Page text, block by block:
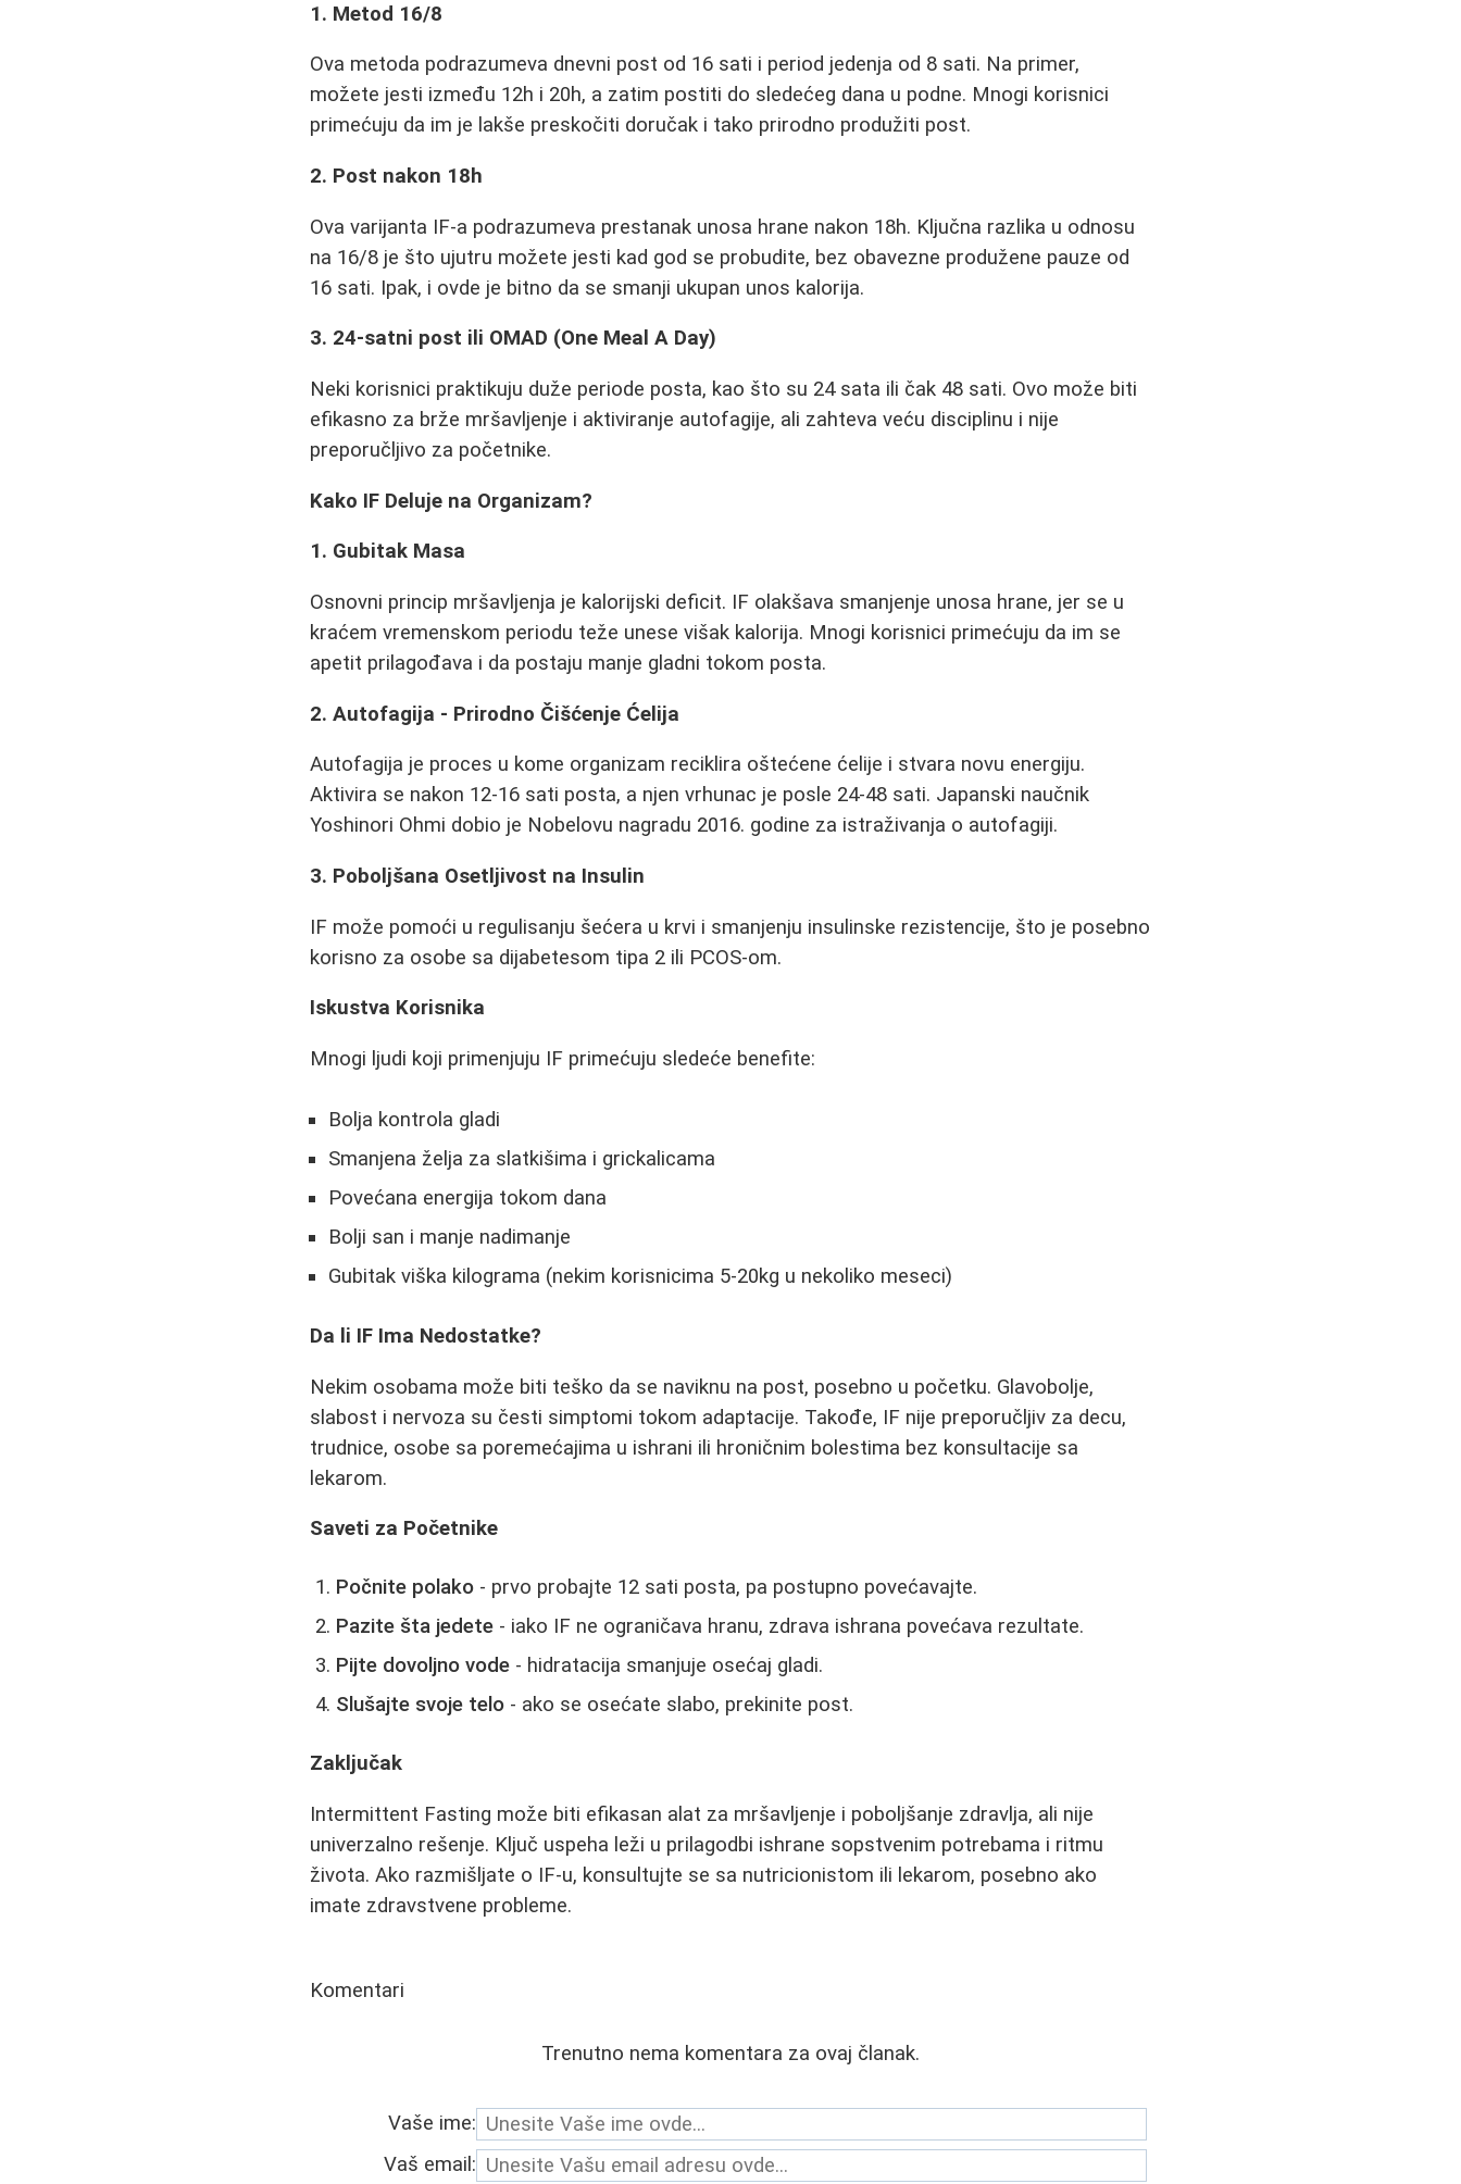
1. Metod 16/8
Ova metoda podrazumeva dnevni post od 16 sati i period jedenja od 8 sati. Na primer,
možete jesti između 12h i 20h, a zatim postiti do sledećeg dana u podne. Mnogi korisnici
primećuju da im je lakše preskočiti doručak i tako prirodno produžiti post.
2. Post nakon 18h
Ova varijanta IF-a podrazumeva prestanak unosa hrane nakon 18h. Ključna razlika u odnosu
na 16/8 je što ujutru možete jesti kad god se probudite, bez obavezne produžene pauze od
16 sati. Ipak, i ovde je bitno da se smanji ukupan unos kalorija.
3. 24-satni post ili OMAD (One Meal A Day)
Neki korisnici praktikuju duže periode posta, kao što su 24 sata ili čak 48 sati. Ovo može biti
efikasno za brže mršavljenje i aktiviranje autofagije, ali zahteva veću disciplinu i nije
preporučljivo za početnike.
Kako IF Deluje na Organizam?
1. Gubitak Masa
Osnovni princip mršavljenja je kalorijski deficit. IF olakšava smanjenje unosa hrane, jer se u
kraćem vremenskom periodu teže unese višak kalorija. Mnogi korisnici primećuju da im se
apetit prilagođava i da postaju manje gladni tokom posta.
2. Autofagija - Prirodno Čišćenje Ćelija
Autofagija je proces u kome organizam reciklira oštećene ćelije i stvara novu energiju.
Aktivira se nakon 12-16 sati posta, a njen vrhunac je posle 24-48 sati. Japanski naučnik
Yoshinori Ohmi dobio je Nobelovu nagradu 2016. godine za istraživanja o autofagiji.
3. Poboljšana Osetljivost na Insulin
IF može pomoći u regulisanju šećera u krvi i smanjenju insulinske rezistencije, što je posebno
korisno za osobe sa dijabetesom tipa 2 ili PCOS-om.
Iskustva Korisnika
Mnogi ljudi koji primenjuju IF primećuju sledeće benefite:
Bolja kontrola gladi
Smanjena želja za slatkišima i grickalicama
Povećana energija tokom dana
Bolji san i manje nadimanje
Gubitak viška kilograma (nekim korisnicima 5-20kg u nekoliko meseci)
Da li IF Ima Nedostatke?
Nekim osobama može biti teško da se naviknu na post, posebno u početku. Glavobolje,
slabost i nervoza su česti simptomi tokom adaptacije. Takođe, IF nije preporučljiv za decu,
trudnice, osobe sa poremećajima u ishrani ili hroničnim bolestima bez konsultacije sa
lekarom.
Saveti za Početnike
Počnite polako - prvo probajte 12 sati posta, pa postupno povećavajte.
Pazite šta jedete - iako IF ne ograničava hranu, zdrava ishrana povećava rezultate.
Pijte dovoljno vode - hidratacija smanjuje osećaj gladi.
Slušajte svoje telo - ako se osećate slabo, prekinite post.
Zaključak
Intermittent Fasting može biti efikasan alat za mršavljenje i poboljšanje zdravlja, ali nije
univerzalno rešenje. Ključ uspeha leži u prilagodbi ishrane sopstvenim potrebama i ritmu
života. Ako razmišljate o IF-u, konsultujte se sa nutricionistom ili lekarom, posebno ako
imate zdravstvene probleme.
Komentari
Trenutno nema komentara za ovaj članak.
Vaše ime:
Vaš email: